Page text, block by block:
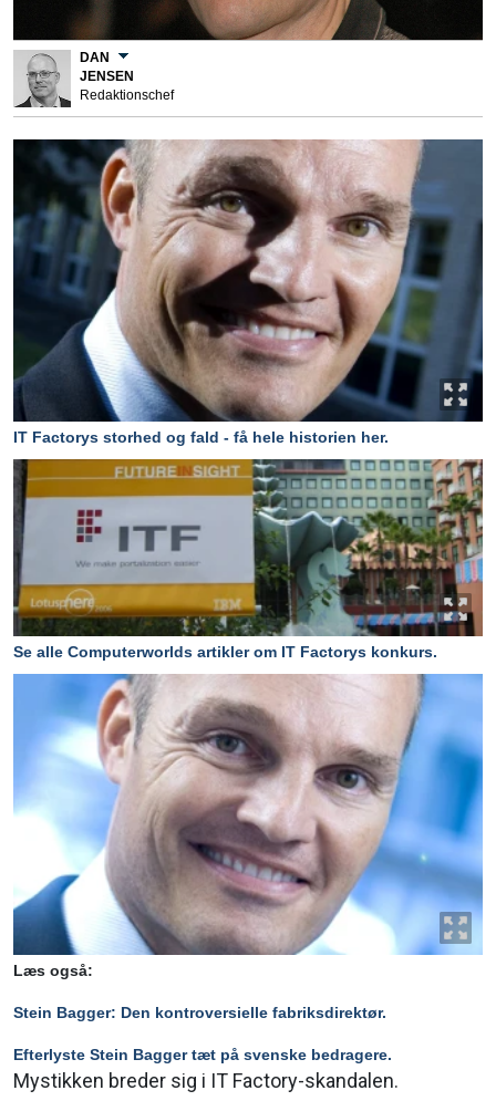
DAN
JENSEN
Redaktionschef
IT Factorys storhed og fald - få hele historien her.
Se alle Computerworlds artikler om IT Factorys konkurs.
Læs også:
Stein Bagger: Den kontroversielle fabriksdirektør.
Efterlyste Stein Bagger tæt på svenske bedragere.
Mystikken breder sig i IT Factory-skandalen.